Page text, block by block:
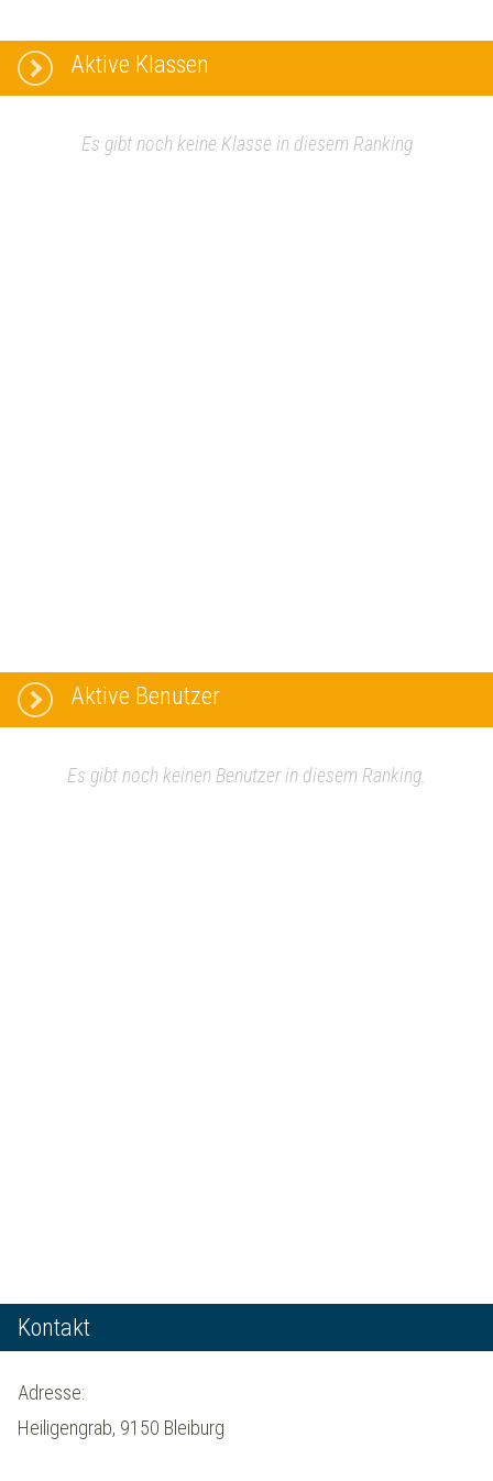
Aktive Klassen
Es gibt noch keine Klasse in diesem Ranking
Aktive Benutzer
Es gibt noch keinen Benutzer in diesem Ranking.
Kontakt
Adresse:
Heiligengrab, 9150 Bleiburg